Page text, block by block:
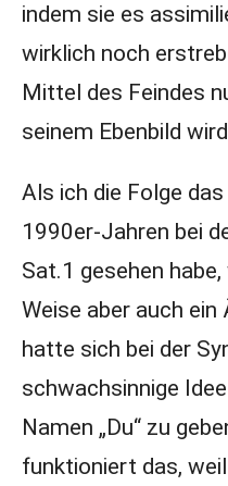
indem sie es
wirklich noch
Mittel des Feindes
seinem Ebenbild
Als ich die Folge
1990er-Jahren bei
Sat.1 gesehen
Weise aber auch ein
hatte sich bei der
schwachsinnige
Namen „Du“ zu
funktioniert das, weil